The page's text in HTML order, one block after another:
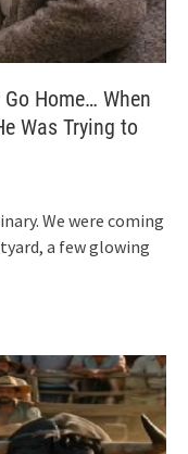
Home… When
Was Trying to
We were coming
a few glowing